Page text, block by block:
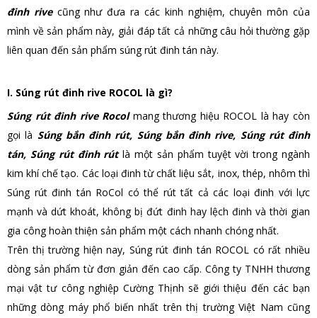
đinh rivecũng như đưa ra các kinh nghiệm, chuyên môn của
mình về sản phẩm này, giải đáp tất cả những câu hỏi thường gặp
liên quan đến sản phẩm súng rút đinh tán này.
I. Súng rút đinh rive ROCOL là gì?
Súng rút đinh rive Rocol mang thương hiệu ROCOL là hay còn
gọi là Súng bắn đinh rút, Súng bắn đinh rive, Súng rút đinh
tán, Súng rút đinh rútlà một sản phẩm tuyệt vời trong ngành
kim khí chế tạo. Các loại đinh từ chất liệu sắt, inox, thép, nhôm thì
Súng rút đinh tán RoCol có thể rút tất cả các loại đinh với lực
mạnh và dứt khoát, không bị đứt đinh hay lệch đinh và thời gian
gia công hoàn thiện sản phẩm một cách nhanh chóng nhất.
Trên thị trường hiện nay, Súng rút đinh tán ROCOL có rất nhiều
dòng sản phẩm từ đơn giản đến cao cấp. Công ty TNHH thương
mại vật tư công nghiệp Cường Thịnh sẽ giới thiệu đến các bạn
những dòng máy phổ biến nhất trên thị trường Việt Nam cũng